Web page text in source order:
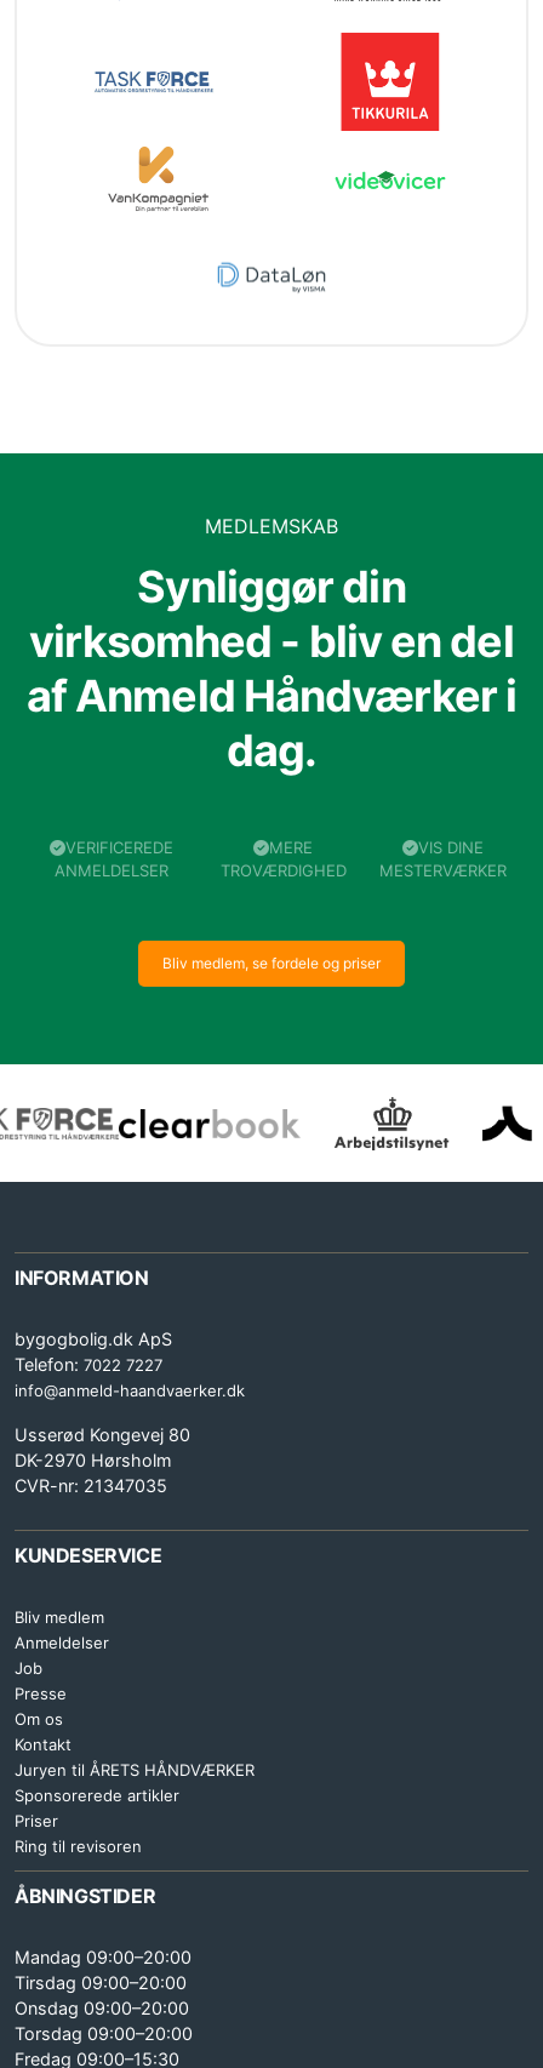
MEDLEMSKAB
Synliggør din
virksomhed - bliv en del
af Anmeld Håndværker i
dag.
VERIFICEREDE
ANMELDELSER
MERE
TROVÆRDIGHED
VIS DINE
MESTERVÆRKER
Bliv medlem, se fordele og priser
INFORMATION
bygogbolig.dk ApS
Telefon: 7022 7227
info@anmeld-haandvaerker.dk
Usserød Kongevej 80
DK-2970 Hørsholm
CVR-nr: 21347035
KUNDESERVICE
Bliv medlem
Anmeldelser
Job
Presse
Om os
Kontakt
Juryen til ÅRETS HÅNDVÆRKER
Sponsorerede artikler
Priser
Ring til revisoren
ÅBNINGSTIDER
Mandag 09:00–20:00
Tirsdag 09:00–20:00
Onsdag 09:00–20:00
Torsdag 09:00–20:00
Fredag 09:00–15:30